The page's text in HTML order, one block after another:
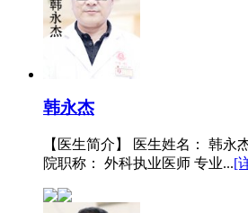
韩永杰
【医生简介】 医生姓名： 韩永
院职称： 外科执业医师 专业...[